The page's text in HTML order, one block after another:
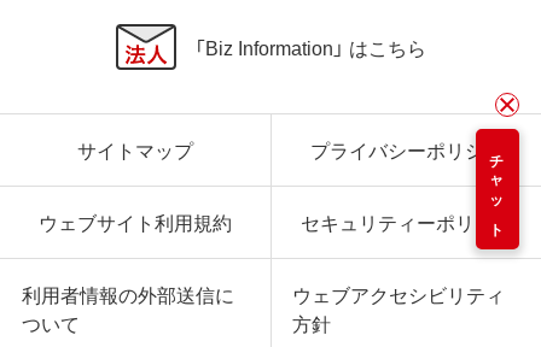
チャット
「Biz Information」 はこちら
サイトマップ プライバシーポリシー
ウェブサイト利用規約 セキュリティーポリシー
利用者情報の外部送信に
ついて
ウェブアクセシビリティ
方針